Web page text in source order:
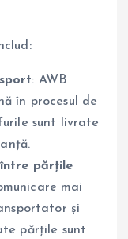
: AWB
în procesul de
sunt livrate
părțile
mai
și
părțile sunt